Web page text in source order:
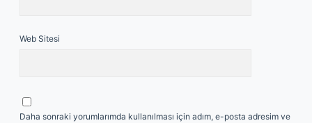
Web Sitesi
Daha sonraki yorumlarımda kullanılması için adım, e-posta adresim ve